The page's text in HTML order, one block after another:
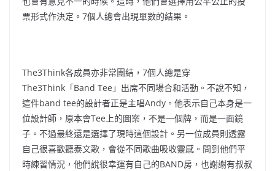
票形式作決定。7個人總會出現單數的結果。
The3Think各成員亦非常團結，7個人總是穿
The3Think「Band Tee」出席不同場合和活動。不說不知，
這件band tee的設計者正是主唱Andy。他表示自己本身是一
位設計師，原本會Tee上的圖案，不是一個牌，而是一面鏡
子。不過最終還是選擇了現時這個設計。另一位成員則透露
自己很喜歡聽泰文歌，會從不同歌曲吸收靈感。問到他們平
時練習情況，他們說很幸運有自己的BAND房，也謝謝有叔叔